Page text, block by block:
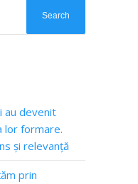
au devenit
lor formare.
și relevanță
prin